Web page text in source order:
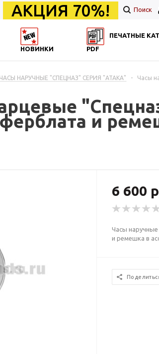
АКЦИЯ 70%! Поиск
НОВИНКИ
ПЕЧАТНЫЕ
PDF
НАРУЧНЫЕ "СПЕЦНАЗ" СЕРИЯ "АТАКА" -
Часы
и
6 600
Часы
и ремешка в